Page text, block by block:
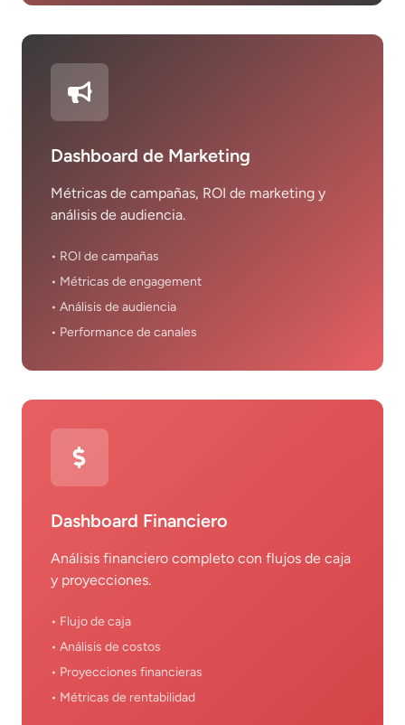
Dashboard de Marketing
Métricas de campañas, ROI de marketing y
análisis de audiencia.
• ROI de campañas
• Métricas de engagement
• Análisis de audiencia
• Performance de canales
Dashboard Financiero
Análisis financiero completo con flujos de caja
y proyecciones.
• Flujo de caja
• Análisis de costos
• Proyecciones financieras
• Métricas de rentabilidad